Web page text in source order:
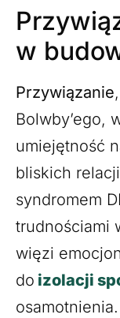
w
Przywiązanie
Bolwby’ego,
umiejętność
bliskich
syndromem
trudnościami
więzi
do izolacji